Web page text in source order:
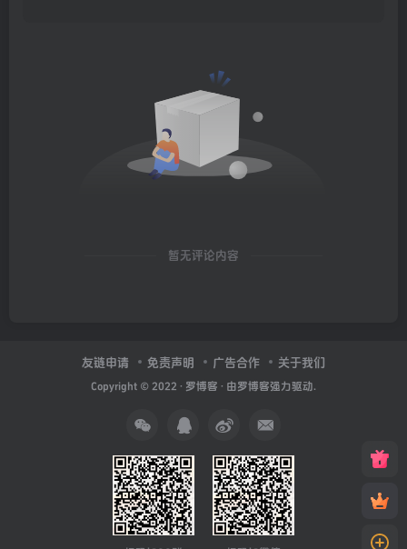
暂无评论内容
友链申请 免责声明 广告合作 关于我们
Copyright © 2022 · 罗博客 · 由罗博客强力驱动.